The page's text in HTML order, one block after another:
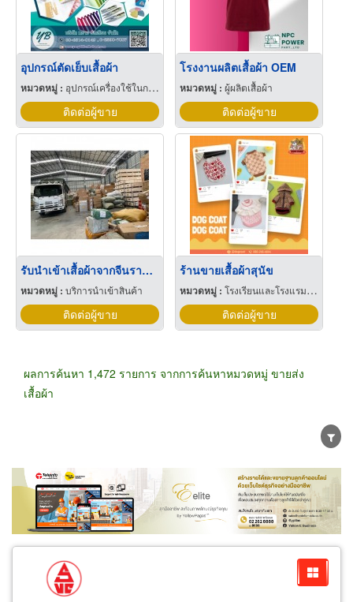
อุปกรณ์ตัดเย็บเสื้อผ้า
หมวดหมู่ : อุปกรณ์เครื่องใช้ในการผลิตเสื้อผ้า
ติดต่อผู้ขาย
โรงงานผลิตเสื้อผ้า OEM
หมวดหมู่ :ผู้ผลิตเสื้อผ้า
ติดต่อผู้ขาย
รับนำเข้าเสื้อผ้าจากจีนราคาถูก
หมวดหมู่ : บริการนำเข้าสินค้า
ติดต่อผู้ขาย
ร้านขายเสื้อผ้าสุนัข
หมวดหมู่ :โรงเรียนและโรงแรมสำหรับสัตว์เลี้ยง
ติดต่อผู้ขาย
ผลการค้นหา 1,472 รายการ จากการค้นหาหมวดหมู่ ขายส่ง
เสื้อผ้า
ขายส่ง ขายปลีก ผู้ผลิต
ตัวแทนจัดจำหน่าย
ผู้ส่งออก/นำเข้า
ธุรกิจบริการ